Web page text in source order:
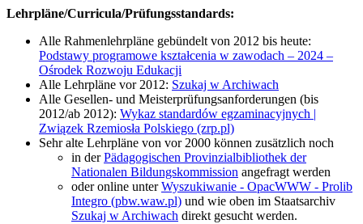
Lehrpläne/Curricula/Prüfungsstandards:
Alle Rahmenlehrpläne gebündelt von 2012 bis heute:
Podstawy programowe kształcenia w zawodach – 2024 –
Ośrodek Rozwoju Edukacji
Alle Lehrpläne vor 2012: Szukaj w Archiwach
Alle Gesellen- und Meisterprüfungsanforderungen (bis
2012/ab 2012): Wykaz standardów egzaminacyjnych |
Związek Rzemiosła Polskiego (zrp.pl)
Sehr alte Lehrpläne von vor 2000 können zusätzlich noch
in derPädagogischen Provinzialbibliothek der
Nationalen Bildungskommission angefragt werden
oder online unterWyszukiwanie - OpacWWW - Prolib
Integro (pbw.waw.pl) und wie oben im Staatsarchiv
Szukaj w Archiwach direkt gesucht werden.